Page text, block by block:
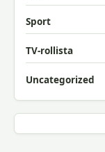
Sport
TV-rollista
Uncategorized